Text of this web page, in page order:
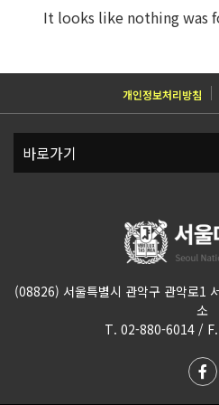
It looks like nothing was
개인정보처리방침
(08826) 서울특별시 관악구 관악로1
소
T. 02-880-6014 /